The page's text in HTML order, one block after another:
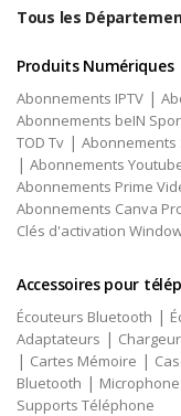
Tous les
Produits Numériques
Abonnements IPTV |
Abonnements beIN
TOD Tv | Abonnements
| Abonnements
Abonnements Prime
Abonnements Canva
Clés d'activation
Accessoires pour
Écouteurs Bluetooth |
Adaptateurs |
| Cartes Mémoire |
Bluetooth |
Supports Téléphone